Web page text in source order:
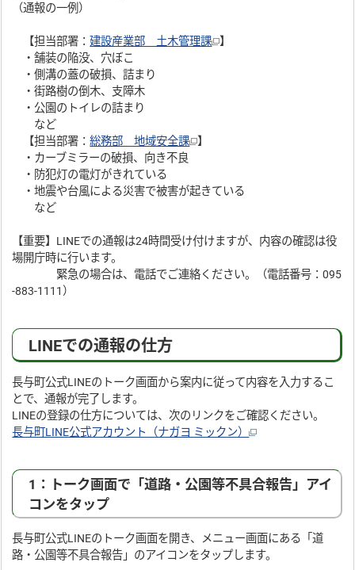
（通報の一例）
【担当部署： 建設産業部 土木管理課
】
・舗装の陥没、穴ぼこ
・側溝の蓋の破損、詰まり
・街路樹の倒木、支障木
・公園のトイレの詰まり
など
【担当部署：総務部 地域安全課
】
・カーブミラーの破損、向き不良
・防犯灯の電灯がきれている
・地震や台風による災害で被害が起きている
など
【重要】LINEでの通報は24時間受け付けますが、内容の確認は役
場開庁時に行います。
緊急の場合は、電話でご連絡ください。（電話番号：095
-883-1111）
LINEでの通報の仕方
長与町公式LINEのトーク画面から案内に従って内容を入力するこ
とで、通報が完了します。
LINEの登録の仕方については、次のリンクをご確認ください。
長与町LINE公式アカウント（ナガヨ ミックン）
1：トーク画面で「道路・公園等不具合報告」アイ
コンをタップ
長与町公式LINEのトーク画面を開き、メニュー画面にある「道
路・公園等不具合報告」のアイコンをタップします。